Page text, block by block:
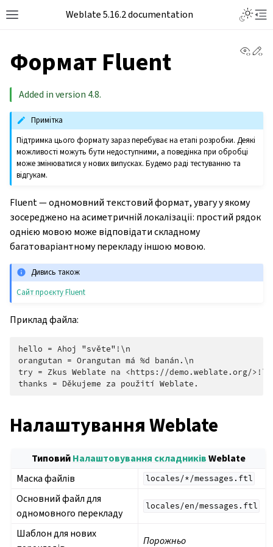
Weblate 5.16.2 documentation
Формат Fluent
Added in version 4.8.
Примітка
Підтримка цього формату зараз перебуває на етапі розробки. Деякі
можливості можуть бути недоступними, а поведінка при обробці
може змінюватися у нових випусках. Будемо раді тестуванню та
відгукам.
Fluent — одномовний текстовий формат, увагу у якому
зосереджено на асиметричній локалізації: простий рядок
однією мовою може відповідати складному
багатоваріантному перекладу іншою мовою.
Дивись також
Сайт проєкту Fluent
Приклад файла:
hello = Ahoj "světe"!\n
orangutan = Orangutan má %d banán.\n
try = Zkus Weblate na <https://demo.weblate.org/>!\n
Налаштування Weblate
ТиповийНалаштовування складниківWeblate
Маска файлів
locales/*/messages.ftl
Основний файл для
одномовного перекладу
locales/en/messages.ftl
Шаблон для нових
Порожньо